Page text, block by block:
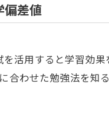
偏差値
活用すると学習効果
合わせた勉強法を知